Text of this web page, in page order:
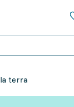
terra